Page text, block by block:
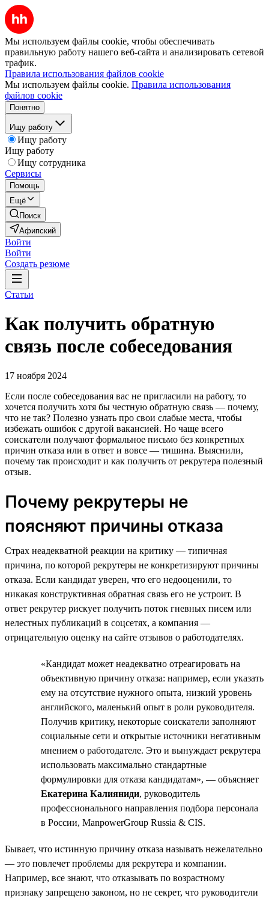
Мы используем файлы cookie, чтобы обеспечивать
правильную работу нашего веб-сайта и анализировать сетевой
трафик.
Правила использования файлов cookie
Мы используем файлы cookie. Правила использования
файлов cookie
Понятно
Ищу работу
Ищу работу
Ищу работу
Ищу сотрудника
Сервисы
Помощь
Ещё
Поиск
Афипский
Войти
Войти
Создать резюме
Статьи
Как получить обратную
связь после собеседования
17 ноября 2024
Если после собеседования вас не пригласили на работу, то
хочется получить хотя бы честную обратную связь — почему,
что не так? Полезно узнать про свои слабые места, чтобы
избежать ошибок с другой вакансией. Но чаще всего
соискатели получают формальное письмо без конкретных
причин отказа или в ответ и вовсе — тишина. Выяснили,
почему так происходит и как получить от рекрутера полезный
отзыв.
Почему рекрутеры не
поясняют причины отказа
Страх неадекватной реакции на критику — типичная
причина, по которой рекрутеры не конкретизируют причины
отказа. Если кандидат уверен, что его недооценили, то
никакая конструктивная обратная связь его не устроит. В
ответ рекрутер рискует получить поток гневных писем или
нелестных публикаций в соцсетях, а компания —
отрицательную оценку на сайте отзывов о работодателях.
«Кандидат может неадекватно отреагировать на
объективную причину отказа: например, если указать
ему на отсутствие нужного опыта, низкий уровень
английского, маленький опыт в роли руководителя.
Получив критику, некоторые соискатели заполняют
социальные сети и открытые источники негативным
мнением о работодателе. Это и вынуждает рекрутера
использовать максимально стандартные
формулировки для отказа кандидатам», — объясняет
Екатерина Калияниди, руководитель
профессионального направления подбора персонала
в России, ManpowerGroup Russia & CIS.
Бывает, что истинную причину отказа называть нежелательно
— это повлечет проблемы для рекрутера и компании.
Например, все знают, что отказывать по возрастному
признаку запрещено законом, но не секрет, что руководители